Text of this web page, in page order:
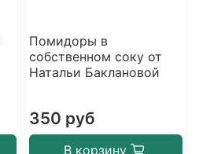
Помидоры в
собственном соку от
Натальи Баклановой
350 руб
В корзину